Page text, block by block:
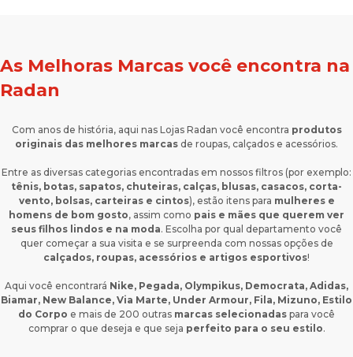
As Melhoras Marcas você encontra na
Radan
Com anos de história, aqui nas Lojas Radan você encontra produtos
originais das melhores marcas de roupas, calçados e acessórios.
Entre as diversas categorias encontradas em nossos filtros (por exemplo:
tênis, botas, sapatos, chuteiras, calças, blusas, casacos, corta-
vento, bolsas, carteiras e cintos), estão itens para mulheres e
homens de bom gosto, assim como pais e mães que querem ver
seus filhos lindos e na moda. Escolha por qual departamento você
quer começar a sua visita e se surpreenda com nossas opções de
calçados, roupas, acessórios e artigos esportivos!
Aqui você encontrará Nike, Pegada, Olympikus, Democrata, Adidas,
Biamar, New Balance, Via Marte, Under Armour, Fila, Mizuno, Estilo
do Corpo e mais de 200 outras marcas selecionadas para você
comprar o que deseja e que seja perfeito para o seu estilo.